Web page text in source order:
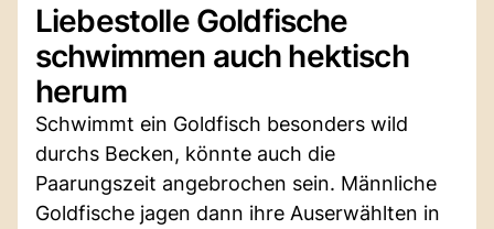
Liebestolle Goldfische
schwimmen auch hektisch
herum
Schwimmt ein Goldfisch besonders wild
durchs Becken, könnte auch die
Paarungszeit angebrochen sein. Männliche
Goldfische jagen dann ihre Auserwählten in